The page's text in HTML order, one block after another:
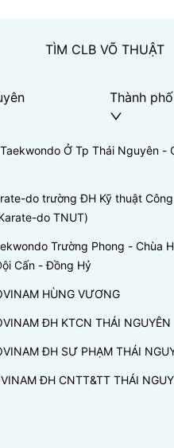
TÌM CLB VÕ THUẬT
Thành
Ở Tp Thái Nguyên -
do trường ĐH Kỹ thuật
do TNUT)
Trường Phong - Chùa
Cấn - Đồng Hỷ
HÙNG VƯƠNG
ĐH KTCN THÁI NGUYÊN
ĐH SƯ PHẠM THÁI
ĐH CNTT&TT THÁI